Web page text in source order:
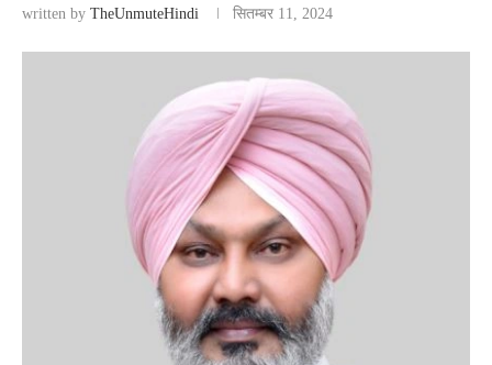
written by TheUnmuteHindi सितम्बर 11, 2024